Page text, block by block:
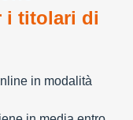
i titolari di
in modalità